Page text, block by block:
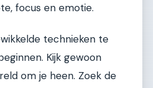
focus en emotie.
technieken te
Kijk gewoon
om je heen. Zoek de